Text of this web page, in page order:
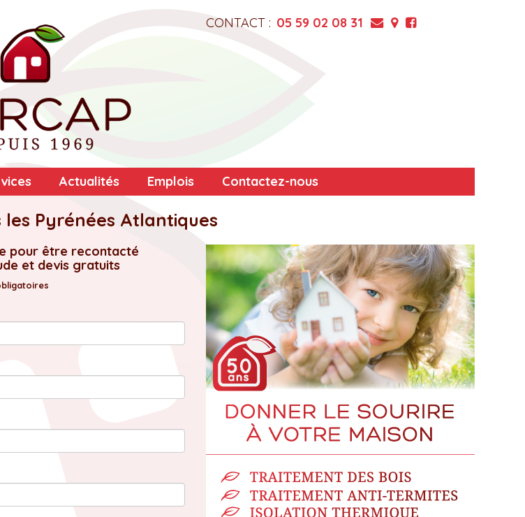
CONTACT : 05 59 02 08 31
Actualités Emplois Contactez-nous
Pyrénées Atlantiques
pour être recontacté
et devis gratuits